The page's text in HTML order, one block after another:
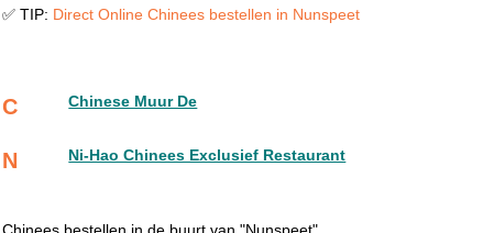
✅ TIP: Direct Online Chinees bestellen in Nunspeet
C Chinese Muur De
N Ni-Hao Chinees Exclusief Restaurant